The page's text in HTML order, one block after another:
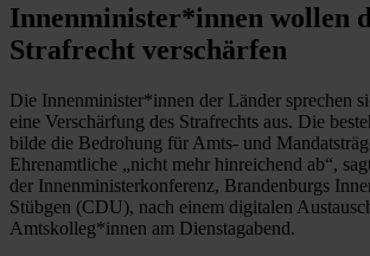
Innenminister*innen wollen
Strafrecht verschärfen
Die Innenminister*innen der Länder sprechen
eine Verschärfung des Strafrechts aus. Die
bilde die Bedrohung für Amts- und
Ehrenamtliche „nicht mehr hinreichend ab“,
der Innenministerkonferenz, Brandenburgs
Stübgen (CDU), nach einem digitalen
Amtskolleg*innen am Dienstagabend.